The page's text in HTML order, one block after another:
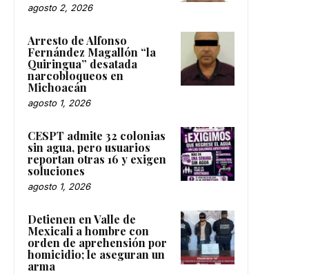
agosto 2, 2026
Arresto de Alfonso
Fernández Magallón “la
Quiringua” desatada
narcobloqueos en
Michoacán
agosto 1, 2026
CESPT admite 32 colonias
sin agua, pero usuarios
reportan otras 16 y exigen
soluciones
agosto 1, 2026
Detienen en Valle de
Mexicali a hombre con
orden de aprehensión por
homicidio; le aseguran un
arma